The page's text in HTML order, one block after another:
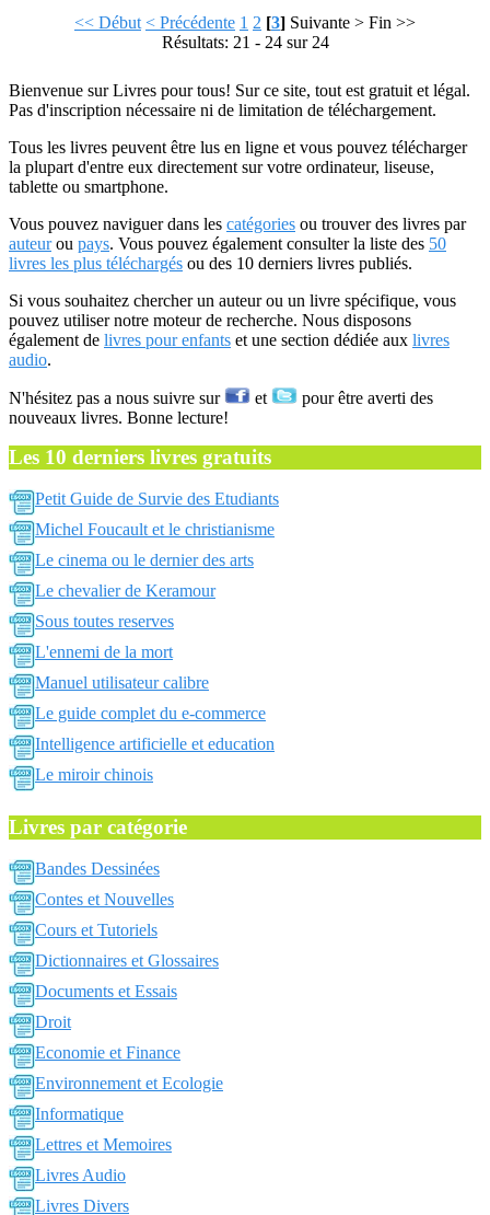
<< Début < Précédente 1 2 [3] Suivante > Fin >>
Résultats: 21 - 24 sur 24
Bienvenue sur Livres pour tous! Sur ce site, tout est gratuit et légal.
Pas d'inscription nécessaire ni de limitation de téléchargement.
Tous les livres peuvent être lus en ligne et vous pouvez télécharger
la plupart d'entre eux directement sur votre ordinateur, liseuse,
tablette ou smartphone.
Vous pouvez naviguer dans les catégories ou trouver des livres par
auteurou pays. Vous pouvez également consulter la liste des 50
livres les plus téléchargés ou des 10 derniers livres publiés.
Si vous souhaitez chercher un auteur ou un livre spécifique, vous
pouvez utiliser notre moteur de recherche. Nous disposons
également de livres pour enfants et une section dédiée aux livres
audio.
N'hésitez pas a nous suivre sur et
pour être averti des
nouveaux livres. Bonne lecture!
Les 10 derniers livres gratuits
Petit Guide de Survie des Etudiants
Michel Foucault et le christianisme
Le cinema ou le dernier des arts
Le chevalier de Keramour
Sous toutes reserves
L'ennemi de la mort
Manuel utilisateur calibre
Le guide complet du e-commerce
Intelligence artificielle et education
Le miroir chinois
Livres par catégorie
Bandes Dessinées
Contes et Nouvelles
Cours et Tutoriels
Dictionnaires et Glossaires
Documents et Essais
Droit
Economie et Finance
Environnement et Ecologie
Informatique
Lettres et Memoires
Livres Audio
Livres Divers